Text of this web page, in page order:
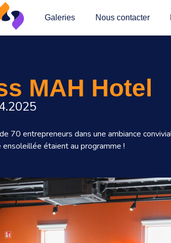
Galeries Nous contacter
MAH Hotel
70 entrepreneurs dans une ambiance
étaient au programme !